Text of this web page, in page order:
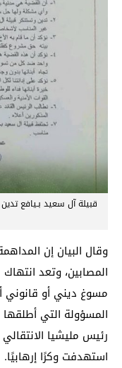
قبيلة آل سعيد بـيافع
وقال البيان إن
المصابين، وتعد
مسوغ ديني أو قانوني
المسؤولة التي
رئيس مليشيا
استهدفت وكرًا إرهابيًا.